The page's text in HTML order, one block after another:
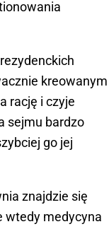
kreowanym
rację i czyje
sejmu bardzo
go jej
znajdzie się
wtedy medycyna